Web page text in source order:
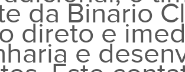
da Binario
direto e
e